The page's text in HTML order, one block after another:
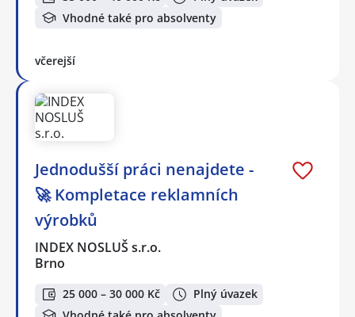
Vhodné také pro absolventy
včerejší
Jednodušší práci nenajdete -
🚀 Kompletace reklamních
výrobků
INDEX NOSLUŠ s.r.o.
Brno
25 000 – 30 000 Kč
Plný úvazek